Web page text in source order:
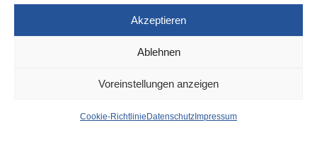
Akzeptieren
Ablehnen
Voreinstellungen anzeigen
Cookie-Richtlinie Datenschutz Impressum